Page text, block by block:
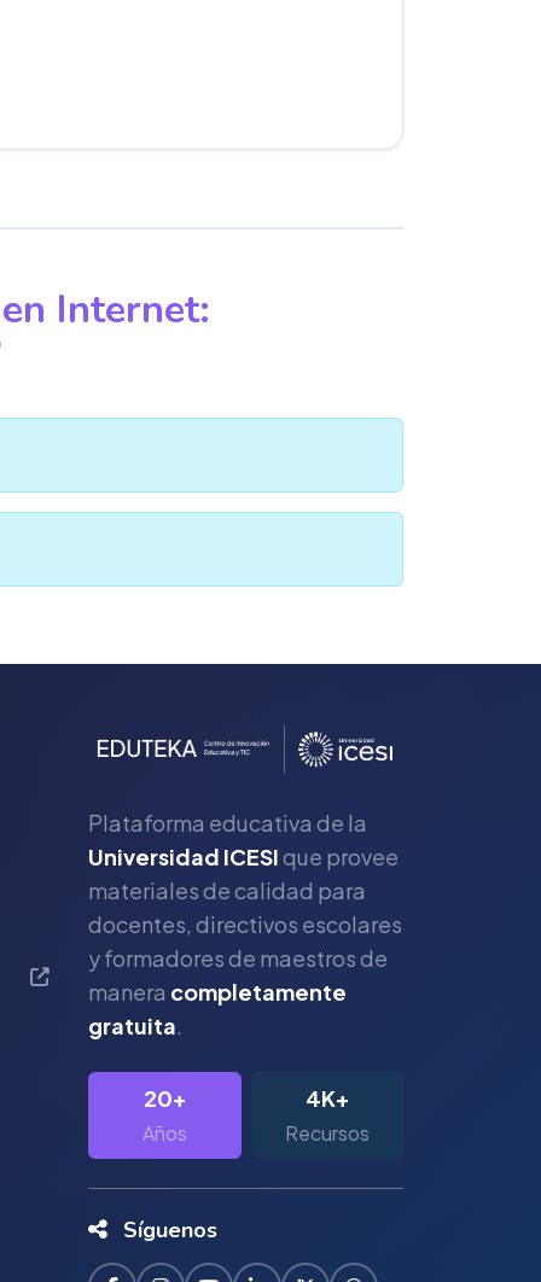
Internet:
Plataforma educativa de la
Universidad ICESIque provee
materiales de calidad para
docentes, directivos escolares
y formadores de maestros de
manera completamente
gratuita.
20+
Años
4K+
Recursos
Síguenos